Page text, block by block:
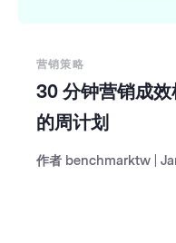
营销策略
30 分钟营销成
的周计划
作者 benchmarktw